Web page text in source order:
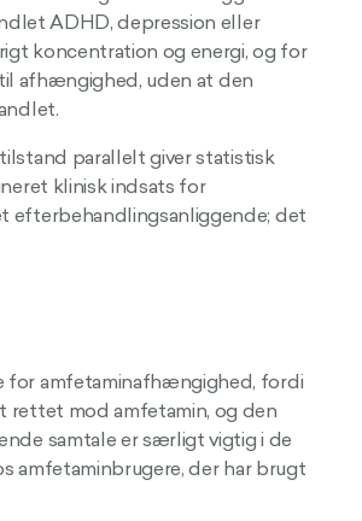
ADHD, depression eller
koncentration og energi, og for
afhængighed, uden at den
parallelt giver statistisk
klinisk indsats for
efterbehandlingsanliggende; det
for amfetaminafhængighed, fordi
rettet mod amfetamin, og den
samtale er særligt vigtig i de
amfetaminbrugere, der har brugt